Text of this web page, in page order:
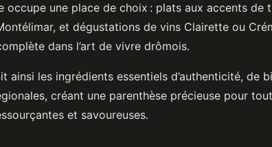
occupe une place de choix : plats aux accents de
et dégustations de vins Clairette ou
dans l’art de vivre drômois.
ainsi les ingrédients essentiels d’authenticité, de
créant une parenthèse précieuse pour
et savoureuses.